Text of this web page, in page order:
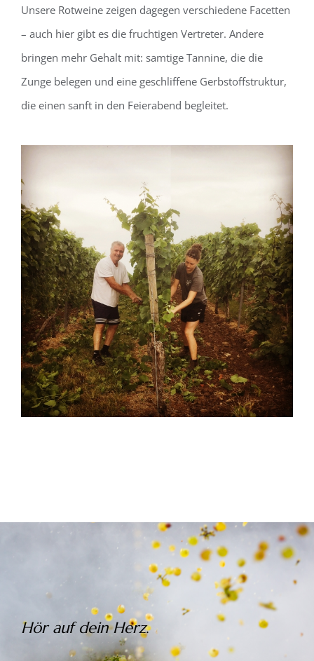
Unsere Rotweine zeigen dagegen verschiedene Facetten
– auch hier gibt es die fruchtigen Vertreter. Andere
bringen mehr Gehalt mit: samtige Tannine, die die
Zunge belegen und eine geschliffene Gerbstoffstruktur,
die einen sanft in den Feierabend begleitet.
Hör auf dein Herz.